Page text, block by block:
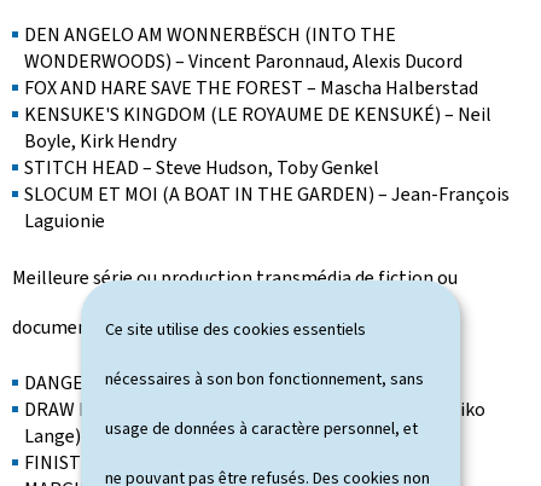
Ce site utilise des cookies essentiels
nécessaires à son bon fonctionnement, sans
usage de données à caractère personnel, et
ne pouvant pas être refusés. Des cookies non
DEN ANGELO AM WONNERBËSCH (INTO THE
WONDERWOODS) – Vincent Paronnaud, Alexis Ducord
FOX AND HARE SAVE THE FOREST – Mascha Halberstad
KENSUKE'S KINGDOM (LE ROYAUME DE KENSUKÉ) – Neil
Boyle, Kirk Hendry
STITCH HEAD – Steve Hudson, Toby Genkel
SLOCUM ET MOI (A BOAT IN THE GARDEN) – Jean-François
Laguionie
Meilleure série ou production transmédia de fiction ou
documentaire
DANGEROUS TRUTH (Barbara Eder)
DRAW FOR CHANGE! (Julie Schroell, Eileen Byrne, Heiko
Lange))
FINISTERRA (Guilherme Branquinho, Leone Niel)